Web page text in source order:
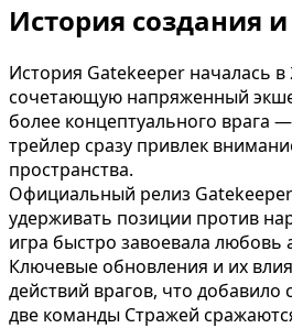
История создания
История Gatekeeper началась
сочетающую напряженный
более концептуального врага
трейлер сразу привлек
пространства.
Официальный релиз
удерживать позиции против
игра быстро завоевала любовь
Ключевые обновления и их
действий врагов, что
две команды Стражей